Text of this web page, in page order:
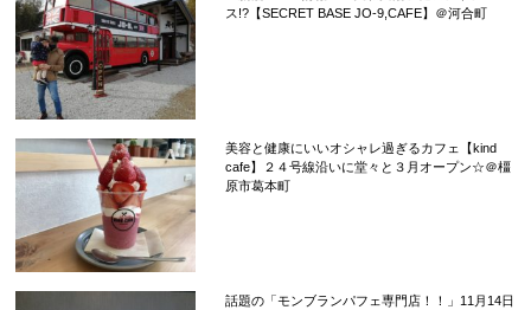
ス!?【SECRET BASE JO-9,CAFE】＠河合町
美容と健康にいいオシャレ過ぎるカフェ【kind
cafe】２４号線沿いに堂々と３月オープン☆＠橿
原市葛本町
話題の「モンブランパフェ専門店！！」11月14日